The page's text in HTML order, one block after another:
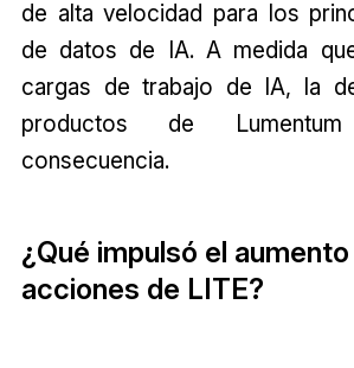
de alta velocidad para los
de datos de IA. A medida
cargas de trabajo de IA, la
productos de
consecuencia.
¿Qué impulsó el
acciones de LITE?